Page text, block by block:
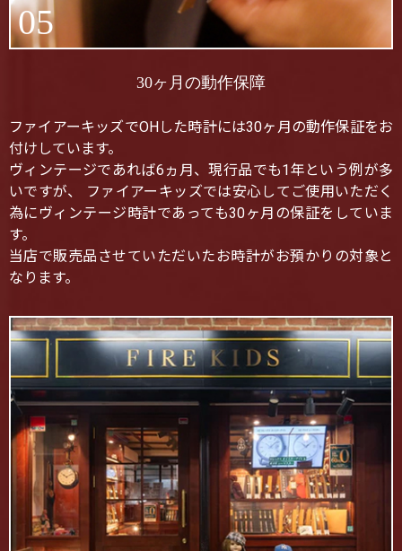
05
30ヶ月の動作保障
ファイアーキッズでOHした時計には30ヶ月の動作保証をお
付けしています。
ヴィンテージであれば6ヵ月、現行品でも1年という例が多
いですが、 ファイアーキッズでは安心してご使用いただく
為にヴィンテージ時計であっても30ヶ月の保証をしていま
す。
当店で販売品させていただいたお時計がお預かりの対象と
なります。